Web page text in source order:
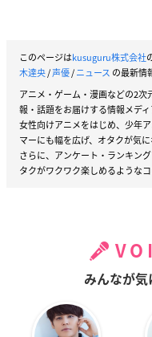
このページはkusuguru株式会社
木達央/声優/ニュース の最新情
アニメ・ゲーム・漫画などの2
報・話題をお届けする情報メディ
女性向けアニメをはじめ、少年
マーにも幅を広げ、オタクが気
さらに、アンケート・ランキン
タクがワクワク楽しめるような
みんなが気